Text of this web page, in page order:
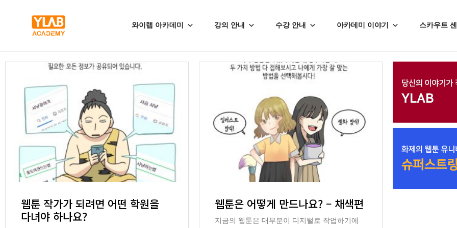
와이랩 아카데미 강의 안내 수강 안내 아카데미 이야기 스카우트
웹툰 작가가 되려면 어떤 학원을
다녀야 하나요?
웹툰은 어떻게 만드나요? – 채색편
지금의 웹툰은 대부분이 디지털로 작업하기에